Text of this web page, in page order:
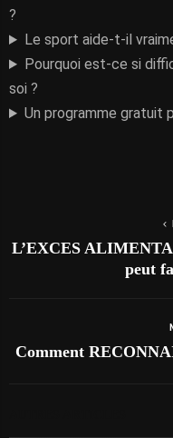
?
Le sport aide-t-il
Pourquoi est-ce si
soi ?
Un programme gratuit
L’EXCES
peut
Comment